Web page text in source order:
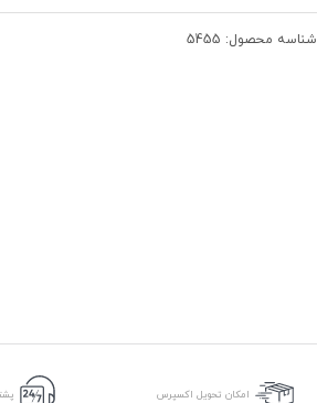
شناسه محصول: 5455
امکان تحویل اکسپرس